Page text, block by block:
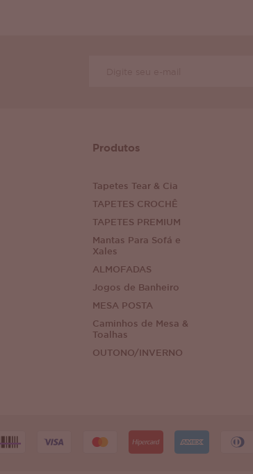
Produtos
Tapetes Tear & Cia
TAPETES CROCHÊ
TAPETES PREMIUM
Mantas Para Sofá e
Xales
ALMOFADAS
Jogos de Banheiro
MESA POSTA
Caminhos de Mesa &
Toalhas
OUTONO/INVERNO